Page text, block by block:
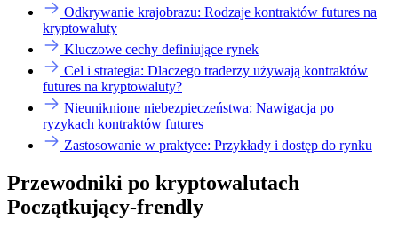
Odkrywanie krajobrazu: Rodzaje kontraktów futures na
kryptowaluty
Kluczowe cechy definiujące rynek
Cel i strategia: Dlaczego traderzy używają kontraktów
futures na kryptowaluty?
Nieuniknione niebezpieczeństwa: Nawigacja po
ryzykach kontraktów futures
Zastosowanie w praktyce: Przykłady i dostęp do rynku
Przewodniki po kryptowalutach
Początkujący-frendly